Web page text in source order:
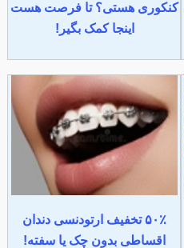
کنکوری هستی؟ تا فرصت هست
اینجا کمک بگیر!
۵۰٪ تخفیف ارتودنسی دندان
اقساطی بدون چک یا سفته!